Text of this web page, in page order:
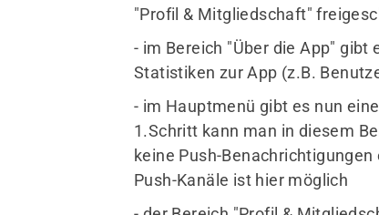
"Profil & Mitgliedschaft"
- im Bereich "Über die App"
Statistiken zur App (z.B.
- im Hauptmenü gibt es nun
1.Schritt kann man in diesem
keine Push-
Push-Kanäle ist hier möglich